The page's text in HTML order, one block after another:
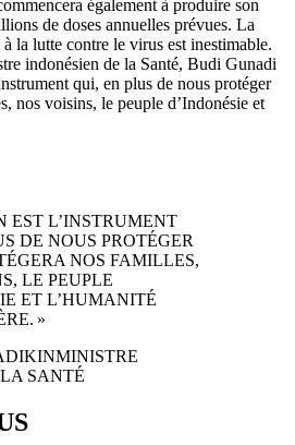
également à produire son
de doses annuelles prévues. La
la lutte contre le virus est inestimable.
indonésien de la Santé, Budi Gunadi
qui, en plus de nous protéger
nos voisins, le peuple d’Indonésie et
EST L’INSTRUMENT
DE NOUS PROTÉGER
NOS FAMILLES,
LE PEUPLE
ET L’HUMANITÉ
»
MINISTRE
SANTÉ